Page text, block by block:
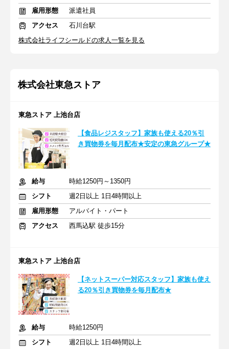
雇用形態
派遣社員
アクセス
石川台駅
株式会社ライフシールドの求人一覧を見る
株式会社東急ストア
東急ストア 上池台店
【食品レジスタッフ】家族も使える20％引
き買物券を毎月配布★安定の東急グループ★
給与
時給1250円～1350円
シフト
週2日以上 1日4時間以上
雇用形態
アルバイト・パート
アクセス
西馬込駅 徒歩15分
東急ストア 上池台店
【ネットスーパー対応スタッフ】家族も使え
る20％引き買物券を毎月配布★
給与
時給1250円
シフト
週2日以上 1日4時間以上